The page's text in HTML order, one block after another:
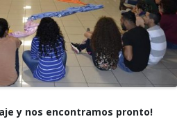
y nos encontramos pronto!